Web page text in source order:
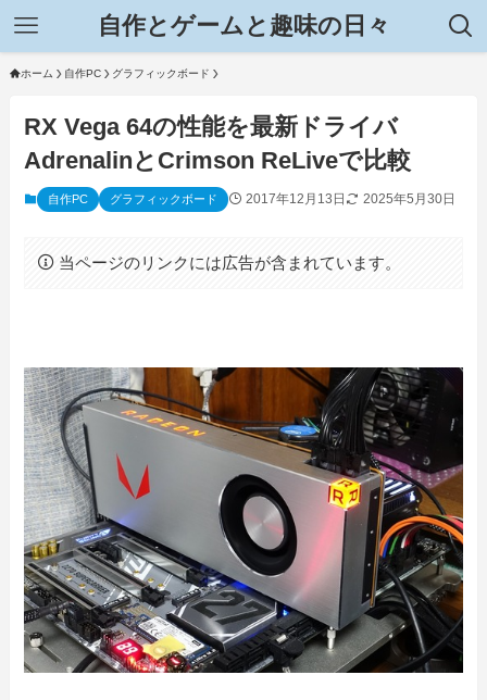
自作とゲームと趣味の日々
ホーム 自作PC グラフィックボード
RX Vega 64の性能を最新ドライバ
AdrenalinとCrimson ReLiveで比較
自作PC グラフィックボード 2017年12月13日 2025年5月30日
当ページのリンクには広告が含まれています。